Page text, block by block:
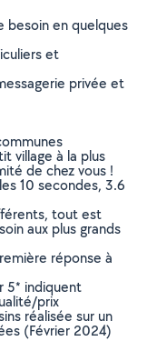
besoin en quelques
et
privée et
village à la plus
de chez vous !
10 secondes, 3.6
tout est
aux plus grands
réponse à
5* indiquent
prix
réalisée sur un
(Février 2024)